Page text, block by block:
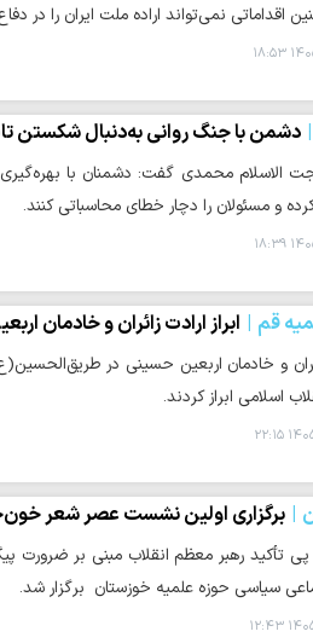
اقداماتی نمی‌تواند اراده ملت ایران را در
دشمن با جنگ روانی به‌دنبال شکستن
الاسلام محمدی گفت: دشمنان با بهره‌گیری
و مسئولان را دچار خطای محاسباتی کنند.
قم ابراز ارادت زائران و خادمان
و خادمان اربعین حسینی در
اسلامی ابراز کردند.
۲۲:۱۵
برگزاری اولین نشست عصر شعر
تأکید رهبر معظم انقلاب مبنی بر ضرورت
سیاسی حوزه علمیه خوزستان برگزار شد.
۱۲:۴۳